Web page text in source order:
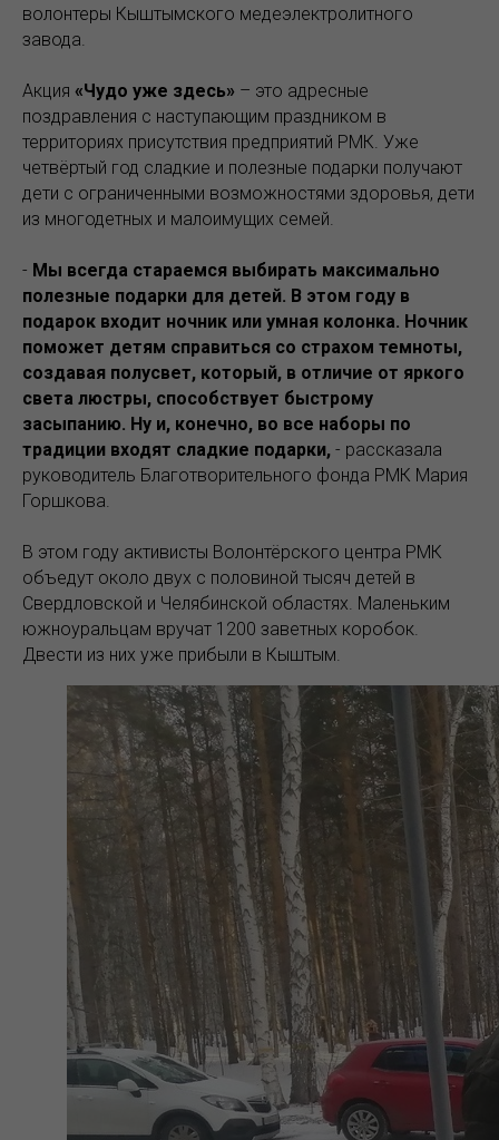
волонтеры Кыштымского медеэлектролитного
завода.
Акция «Чудо уже здесь» – это адресные
поздравления с наступающим праздником в
территориях присутствия предприятий РМК. Уже
четвёртый год сладкие и полезные подарки получают
дети с ограниченными возможностями здоровья, дети
из многодетных и малоимущих семей.
- Мы всегда стараемся выбирать максимально
полезные подарки для детей. В этом году в
подарок входит ночник или умная колонка. Ночник
поможет детям справиться со страхом темноты,
создавая полусвет, который, в отличие от яркого
света люстры, способствует быстрому
засыпанию. Ну и, конечно, во все наборы по
традиции входят сладкие подарки, - рассказала
руководитель Благотворительного фонда РМК Мария
Горшкова.
В этом году активисты Волонтёрского центра РМК
объедут около двух с половиной тысяч детей в
Свердловской и Челябинской областях. Маленьким
южноуральцам вручат 1200 заветных коробок.
Двести из них уже прибыли в Кыштым.